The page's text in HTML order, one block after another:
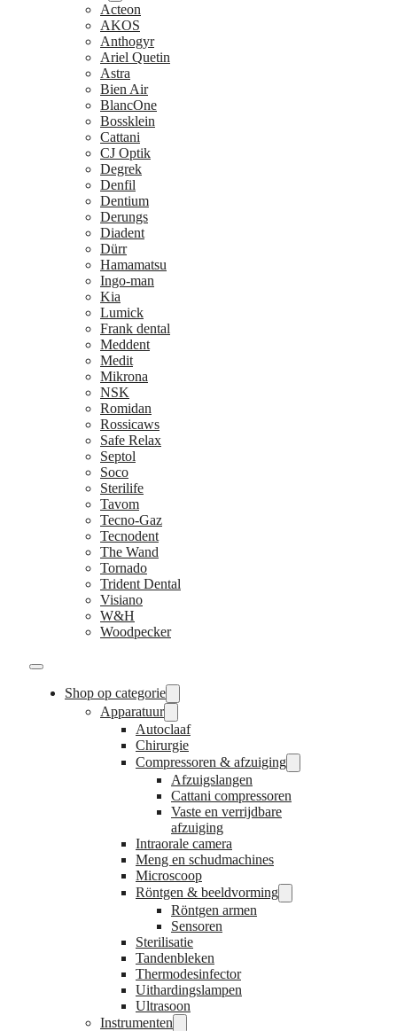
Acteon
AKOS
Anthogyr
Ariel Quetin
Astra
Bien Air
BlancOne
Bossklein
Cattani
CJ Optik
Degrek
Denfil
Dentium
Derungs
Diadent
Dürr
Hamamatsu
Ingo-man
Kia
Lumick
Frank dental
Meddent
Medit
Mikrona
NSK
Romidan
Rossicaws
Safe Relax
Septol
Soco
Sterilife
Tavom
Tecno-Gaz
Tecnodent
The Wand
Tornado
Trident Dental
Visiano
W&H
Woodpecker
Shop op categorie
Apparatuur
Autoclaaf
Chirurgie
Compressoren & afzuiging
Afzuigslangen
Cattani compressoren
Vaste en verrijdbare
afzuiging
Intraorale camera
Meng en schudmachines
Microscoop
Röntgen & beeldvorming
Röntgen armen
Sensoren
Sterilisatie
Tandenbleken
Thermodesinfector
Uithardingslampen
Ultrasoon
Instrumenten